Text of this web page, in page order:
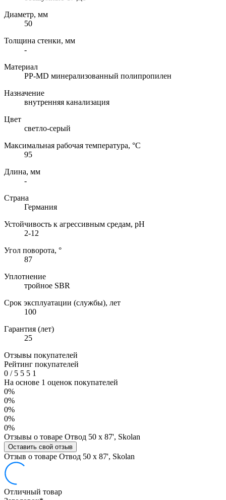
Диаметр, мм
50
Толщина стенки, мм
-
Материал
PP-MD минерализованный полипропилен
Назначение
внутренняя канализация
Цвет
светло-серый
Максимальная рабочая температура, °C
95
Длина, мм
-
Страна
Германия
Устойчивость к агрессивным средам, pH
2-12
Угол поворота, °
87
Уплотнение
тройное SBR
Срок эксплуатации (службы), лет
100
Гарантия (лет)
25
Отзывы покупателей
Рейтинг покупателей
0 /5 5 5 1
На основе 1 оценок покупателей
0%
0%
0%
0%
0%
Отзывы о товаре Отвод 50 х 87', Skolan
Оставить свой отзыв
Отзыв о товаре Отвод 50 х 87', Skolan
Отличный товар